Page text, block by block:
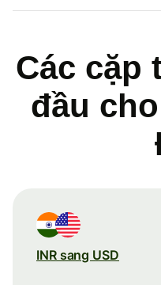
Các cặp
đầu
INR sang USD